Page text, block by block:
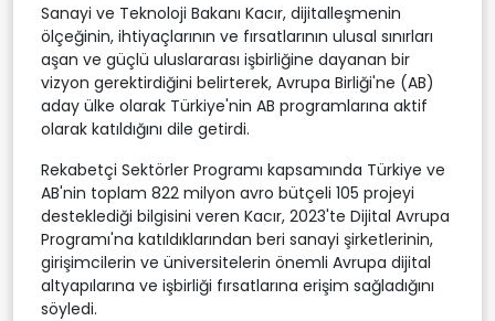
Sanayi ve Teknoloji Bakanı Kacır, dijitalleşmenin
ölçeğinin, ihtiyaçlarının ve fırsatlarının ulusal sınırları
aşan ve güçlü uluslararası işbirliğine dayanan bir
vizyon gerektirdiğini belirterek, Avrupa Birliği'ne (AB)
aday ülke olarak Türkiye'nin AB programlarına aktif
olarak katıldığını dile getirdi.
Rekabetçi Sektörler Programı kapsamında Türkiye ve
AB'nin toplam 822 milyon avro bütçeli 105 projeyi
desteklediği bilgisini veren Kacır, 2023'te Dijital Avrupa
Programı'na katıldıklarından beri sanayi şirketlerinin,
girişimcilerin ve üniversitelerin önemli Avrupa dijital
altyapılarına ve işbirliği fırsatlarına erişim sağladığını
söyledi.